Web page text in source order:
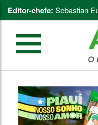
Editor-chefe: Sebastian